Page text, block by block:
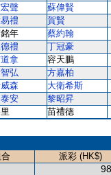
聲 蘇偉賢
禮 賀賢
年 蔡約翰
禮 丁冠豪
拿 容天鵬
弘 方嘉柏
森 大衛希斯
泰安 黎昭昇
苗禮德
派彩 (HK$)